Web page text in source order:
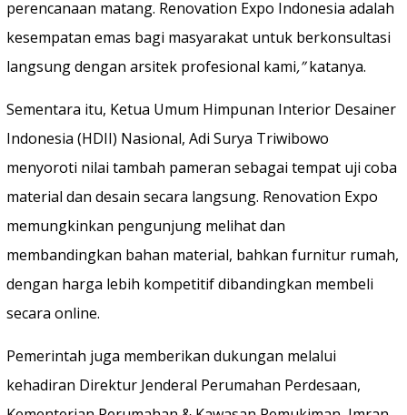
perencanaan matang. Renovation Expo Indonesia adalah
kesempatan emas bagi masyarakat untuk berkonsultasi
langsung dengan arsitek profesional kami,”katanya.
Sementara itu, Ketua Umum Himpunan Interior Desainer
Indonesia (HDII) Nasional, Adi Surya Triwibowo
menyoroti nilai tambah pameran sebagai tempat uji coba
material dan desain secara langsung. Renovation Expo
memungkinkan pengunjung melihat dan
membandingkan bahan material, bahkan furnitur rumah,
dengan harga lebih kompetitif dibandingkan membeli
secara online.
Pemerintah juga memberikan dukungan melalui
kehadiran Direktur Jenderal Perumahan Perdesaan,